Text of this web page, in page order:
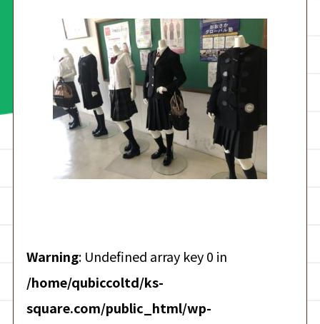
Warning: Undefined array key 0 in
/home/qubiccoltd/ks-
square.com/public_html/wp-